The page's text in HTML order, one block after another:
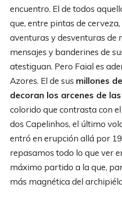
encuentro. El de todos
que, entre pintas de
aventuras y desventuras de
mensajes y banderines de
atestiguan. Pero Faial es
Azores. El de sus millones
decoran los arcenes de
colorido que contrasta con
dos Capelinhos, el último
entró en erupción allá por
repasamos todo lo que ver
máximo partido a la que,
más magnética del